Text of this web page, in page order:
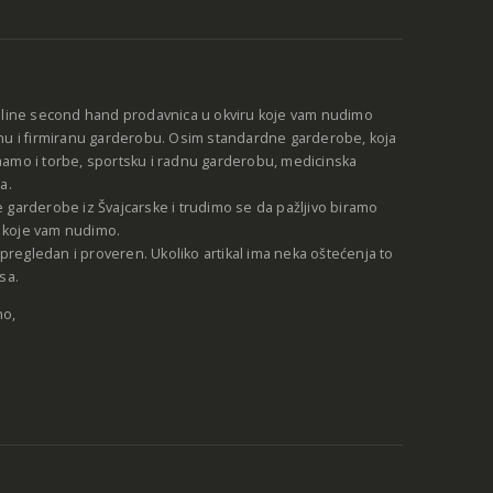
second hand prodavnica u okviru koje vam nudimo
i firmiranu garderobu. Osim standardne garderobe, koja
i torbe, sportsku i radnu garderobu, medicinska
garderobe iz Švajcarske i trudimo se da pažljivo biramo
vam nudimo.
i proveren. Ukoliko artikal ima neka oštećenja to